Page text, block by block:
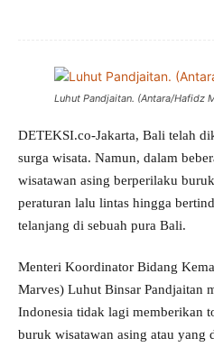
Luhut Pandjaitan. (Antara/Hafidz
DETEKSI.co-Jakarta, Bali telah
surga wisata. Namun, dalam
wisatawan asing berperilaku
peraturan lalu lintas hingga
telanjang di sebuah pura Bali.
Menteri Koordinator Bidang
Marves) Luhut Binsar Pandjaitan
Indonesia tidak lagi memberikan
buruk wisatawan asing atau yang